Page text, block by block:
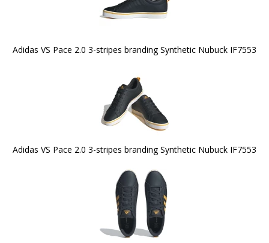
Adidas VS Pace 2.0 3-stripes branding Synthetic Nubuck IF7553
Adidas VS Pace 2.0 3-stripes branding Synthetic Nubuck IF7553